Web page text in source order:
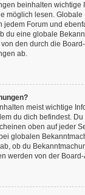
beinhalten wichtige
möglich lesen.
jedem Forum und
du eine globale
den durch die
ab.
meist wichtige
du dich befindest.
oben auf jeder
globalen
ob du
werden von der